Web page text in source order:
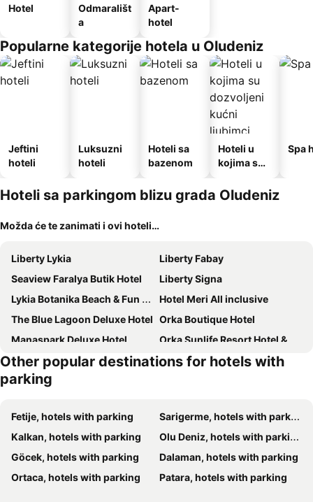
Hotel
Odmarališt
a
Apart-
hotel
Popularne kategorije hotela u Oludeniz
Jeftini
hoteli
Luksuzni
hoteli
Hoteli sa
bazenom
Hoteli u
kojima su
kućni
ljubimci
Spa
Hoteli sa parkingom blizu grada Oludeniz
Možda će te zanimati i ovi hoteli…
Liberty Lykia
Liberty Fabay
Seaview Faralya Butik Hotel
Liberty Signa
Lykia Botanika Beach & Fun Club
Hotel Meri All inclusive
The Blue Lagoon Deluxe Hotel Orka Boutique Hotel
Manaspark Deluxe Hotel
Orka Sunlife Resort Hotel & Aquapark
Golden Moon Hotel
XO Cape Arnna
Yacht Classic Hotel - Boutique Class
Sunset Beach Club Lebrentals
Akra Fethiye Tui Blue Sensatori
Flamingo Hotel & Spa - Pet Friendly
Nautical Hotel
Perdikia Hill Hotel And Villas
Perdikia Beach
Sundia By Liberty Oludeniz
Hotel Manzara
Other popular destinations for hotels with
parking
Fetije, hotels with parking
Sarigerme, hotels with parking
Kalkan, hotels with parking
Olu Deniz, hotels with parking
Göcek, hotels with parking
Dalaman, hotels with parking
Ortaca, hotels with parking
Patara, hotels with parking